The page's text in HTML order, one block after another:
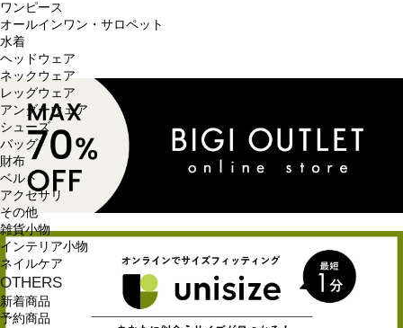
ワンピース
オールインワン・サロペット
水着
ヘッドウェア
ネックウェア
レッグウェア
アンダーウェア
シューズ
バッグ
財布
ベルト
アクセサリ
その他
雑貨小物
インテリア小物
ネイルケア
OTHERS
新着商品
予約商品